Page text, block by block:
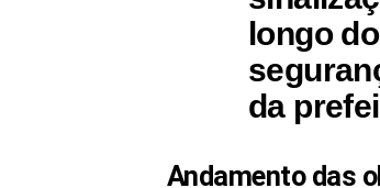
longo
da
Andamento das